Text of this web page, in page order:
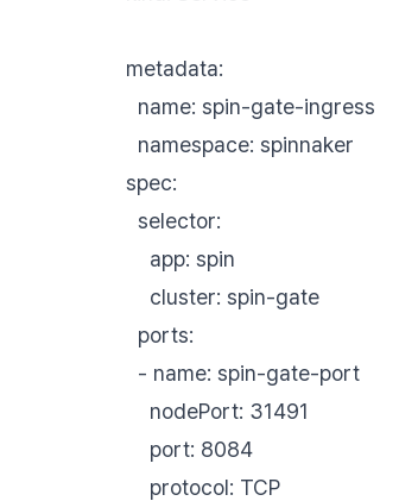
metadata:
name: spin-gate-ingress
namespace: spinnaker
spec:
selector:
app: spin
cluster: spin-gate
ports:
- name: spin-gate-port
nodePort: 31491
port: 8084
protocol: TCP